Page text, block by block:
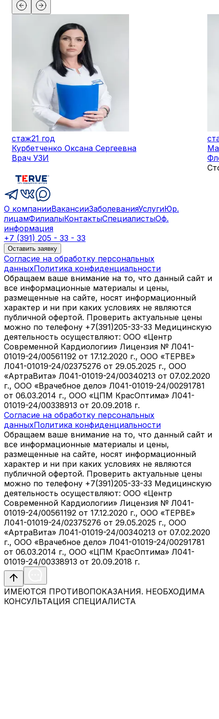
стаж21 год
Курбетченко Оксана Сергеевна
Врач УЗИ
О компанииВакансииЗаболеванияУслугиЮр.
лицамФилиалыКонтактыСпециалистыОф.
информация
+7 (391) 205 - 33 - 33
Оставить заявку
Согласие на обработку персональных
данныхПолитика конфиденциальности
Обращаем ваше внимание на то, что данный сайт и
все информационные материалы и цены,
размещенные на сайте, носят информационный
характер и ни при каких условиях не являются
публичной офертой. Проверить актуальные цены
можно по телефону +7(391)205-33-33 Медицинскую
деятельность осуществляют: ООО «Центр
Современной Кардиологии» Лицензия № Л041-
01019-24/00561192 от 17.12.2020 г., ООО «ТЕРВЕ»
Л041-01019-24/02375276 от 29.05.2025 г., ООО
«АртраВита» Л041-01019-24/00340213 от 07.02.2020
г., ООО «Врачебное дело» Л041-01019-24/00291781
от 06.03.2014 г., ООО «ЦПМ КрасОптима» Л041-
01019-24/00338913 от 20.09.2018 г.
Согласие на обработку персональных
данныхПолитика конфиденциальности
Обращаем ваше внимание на то, что данный сайт и
все информационные материалы и цены,
размещенные на сайте, носят информационный
характер и ни при каких условиях не являются
публичной офертой. Проверить актуальные цены
можно по телефону +7(391)205-33-33 Медицинскую
деятельность осуществляют: ООО «Центр
Современной Кардиологии» Лицензия № Л041-
01019-24/00561192 от 17.12.2020 г., ООО «ТЕРВЕ»
Л041-01019-24/02375276 от 29.05.2025 г., ООО
«АртраВита» Л041-01019-24/00340213 от 07.02.2020
г., ООО «Врачебное дело» Л041-01019-24/00291781
от 06.03.2014 г., ООО «ЦПМ КрасОптима» Л041-
01019-24/00338913 от 20.09.2018 г.
ИМЕЮТСЯ ПРОТИВОПОКАЗАНИЯ. НЕОБХОДИМА
КОНСУЛЬТАЦИЯ СПЕЦИАЛИСТА